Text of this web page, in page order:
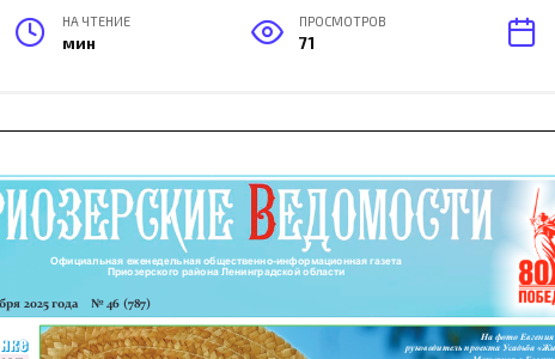
НА ЧТЕНИЕ
мин
ПРОСМОТРОВ
71